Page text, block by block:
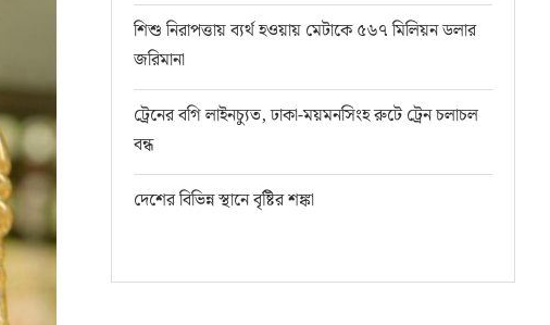
শিশু নিরাপত্তায় ব্যর্থ হওয়ায় মেটাকে ৫৬৭ মিলিয়ন ডলার
জরিমানা
ট্রেনের বগি লাইনচ্যুত, ঢাকা-ময়মনসিংহ রুটে ট্রেন চলাচল
বন্ধ
দেশের বিভিন্ন স্থানে বৃষ্টির শঙ্কা